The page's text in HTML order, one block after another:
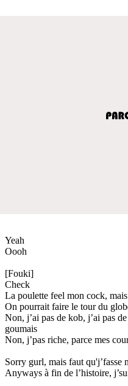
Yeah
Oooh
[Fouki]
Check
La poulette feel mon cock,
On pourrait faire le tour du
Non, j’ai pas de kob, j’ai pas
goumais
Non, j’pas riche, parce mes
Sorry gurl, mais faut qu'j’fasse
Anyways à fin de l’histoire,